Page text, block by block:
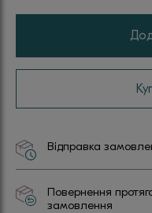
Відправка
Повернення
замовлення